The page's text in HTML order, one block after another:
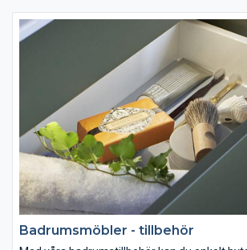
ger större åtkomlighet och en möjlighet att
vill visa eller som ska vara mer lättillgängligt.
badrummet är litet så har vi
Vad du än väljer, satsa på mycket
Badrumsmöbler - tillbehör